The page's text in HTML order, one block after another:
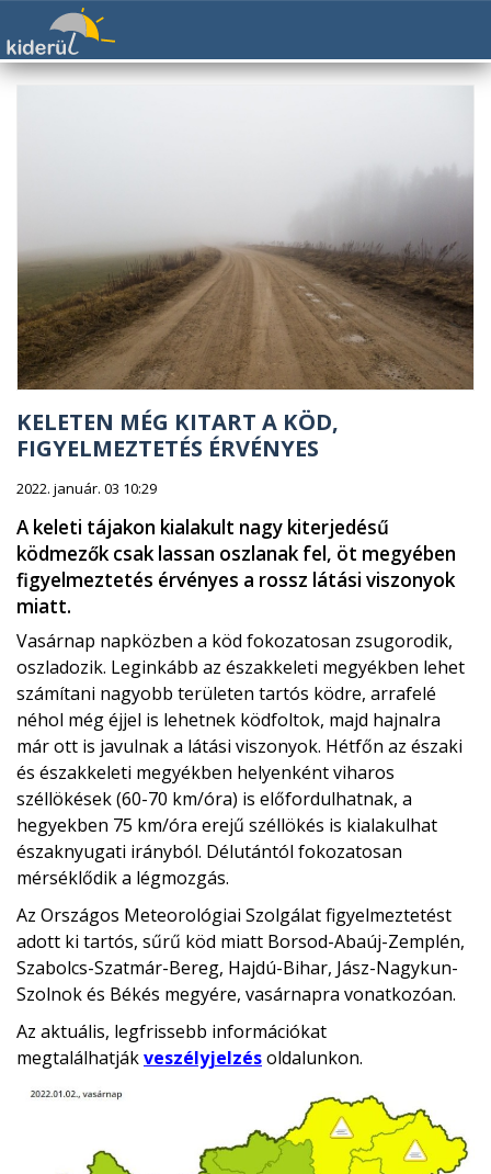
KELETEN MÉG KITART A KÖD,
FIGYELMEZTETÉS ÉRVÉNYES
2022. január. 03 10:29
A keleti tájakon kialakult nagy kiterjedésű
ködmezők csak lassan oszlanak fel, öt megyében
figyelmeztetés érvényes a rossz látási viszonyok
miatt.
Vasárnap napközben a köd fokozatosan zsugorodik,
oszladozik. Leginkább az északkeleti megyékben lehet
számítani nagyobb területen tartós ködre, arrafelé
néhol még éjjel is lehetnek ködfoltok, majd hajnalra
már ott is javulnak a látási viszonyok. Hétfőn az északi
és északkeleti megyékben helyenként viharos
széllökések (60-70 km/óra) is előfordulhatnak, a
hegyekben 75 km/óra erejű széllökés is kialakulhat
északnyugati irányból. Délutántól fokozatosan
mérséklődik a légmozgás.
Az Országos Meteorológiai Szolgálat figyelmeztetést
adott ki tartós, sűrű köd miatt Borsod-Abaúj-Zemplén,
Szabolcs-Szatmár-Bereg, Hajdú-Bihar, Jász-Nagykun-
Szolnok és Békés megyére, vasárnapra vonatkozóan.
Az aktuális, legfrissebb információkat
megtalálhatjákveszélyjelzésoldalunkon.